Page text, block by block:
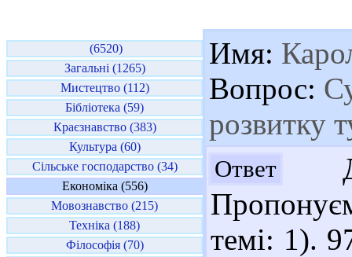
(6520)
Загальні (1265)
Мистецтво (112)
Бібліотека (59)
Краєзнавство (383)
Культура (60)
Сільське господарство (34)
Економіка (556)
Мовознавство (215)
Техніка (188)
Філософія (70)
Имя:
Вопрос:
розвитку
Ответ
темі: 1).